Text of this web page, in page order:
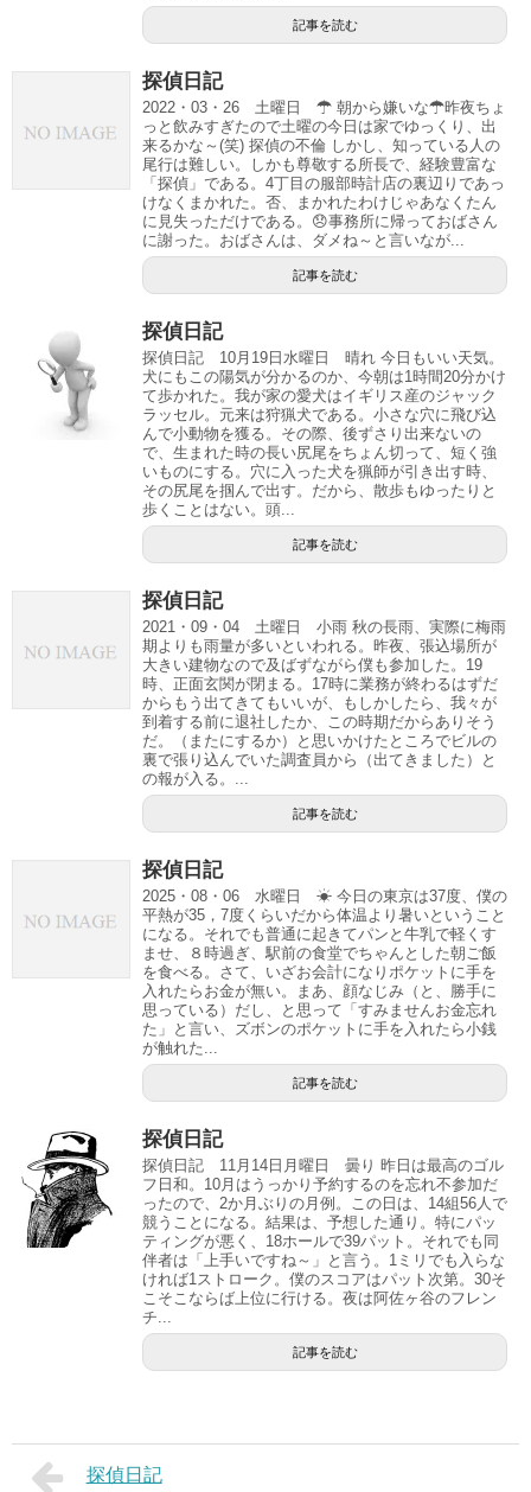
記事を読む
探偵日記
2022・03・26 土曜日 ☂ 朝から嫌いな☂昨夜ちょ
っと飲みすぎたので土曜の今日は家でゆっくり、出
来るかな～(笑) 探偵の不倫 しかし、知っている人の
尾行は難しい。しかも尊敬する所長で、経験豊富な
「探偵」である。4丁目の服部時計店の裏辺りであっ
けなくまかれた。否、まかれたわけじゃあなくたん
に見失っただけである。😞事務所に帰っておばさん
に謝った。おばさんは、ダメね～と言いなが...
記事を読む
探偵日記
探偵日記 10月19日水曜日 晴れ 今日もいい天気。
犬にもこの陽気が分かるのか、今朝は1時間20分かけ
て歩かれた。我が家の愛犬はイギリス産のジャック
ラッセル。元来は狩猟犬である。小さな穴に飛び込
んで小動物を獲る。その際、後ずさり出来ないの
で、生まれた時の長い尻尾をちょん切って、短く強
いものにする。穴に入った犬を猟師が引き出す時、
その尻尾を掴んで出す。だから、散歩もゆったりと
歩くことはない。頭...
記事を読む
探偵日記
2021・09・04 土曜日 小雨 秋の長雨、実際に梅雨
期よりも雨量が多いといわれる。昨夜、張込場所が
大きい建物なので及ばずながら僕も参加した。19
時、正面玄関が閉まる。17時に業務が終わるはずだ
からもう出てきてもいいが、もしかしたら、我々が
到着する前に退社したか、この時期だからありそう
だ。（またにするか）と思いかけたところでビルの
裏で張り込んでいた調査員から（出てきました）と
の報が入る。...
記事を読む
探偵日記
2025・08・06 水曜日 ☀ 今日の東京は37度、僕の
平熱が35，7度くらいだから体温より暑いということ
になる。それでも普通に起きてパンと牛乳で軽くす
ませ、８時過ぎ、駅前の食堂でちゃんとした朝ご飯
を食べる。さて、いざお会計になりポケットに手を
入れたらお金が無い。まあ、顔なじみ（と、勝手に
思っている）だし、と思って「すみませんお金忘れ
た」と言い、ズボンのポケットに手を入れたら小銭
が触れた...
記事を読む
探偵日記
探偵日記 11月14日月曜日 曇り 昨日は最高のゴル
フ日和。10月はうっかり予約するのを忘れ不参加だ
ったので、2か月ぶりの月例。この日は、14組56人で
競うことになる。結果は、予想した通り。特にパッ
ティングが悪く、18ホールで39パット。それでも同
伴者は「上手いですね～」と言う。1ミリでも入らな
ければ1ストローク。僕のスコアはパット次第。30そ
こそこならば上位に行ける。夜は阿佐ヶ谷のフレン
チ...
記事を読む
探偵日記